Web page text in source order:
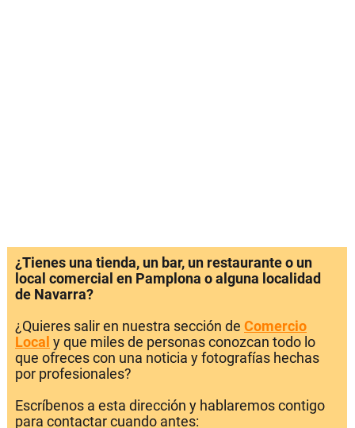
¿Tienes una tienda, un bar, un restaurante o un
local comercial en Pamplona o alguna localidad
de Navarra?
¿Quieres salir en nuestra sección de Comercio
Local y que miles de personas conozcan todo lo
que ofreces con una noticia y fotografías hechas
por profesionales?
Escríbenos a esta dirección y hablaremos contigo
para contactar cuando antes: